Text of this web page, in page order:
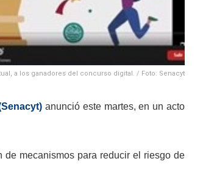
a los ganadores del concurso digital. / Foto: Senacyt
anunció este martes, en un acto
mecanismos para reducir el riesgo de